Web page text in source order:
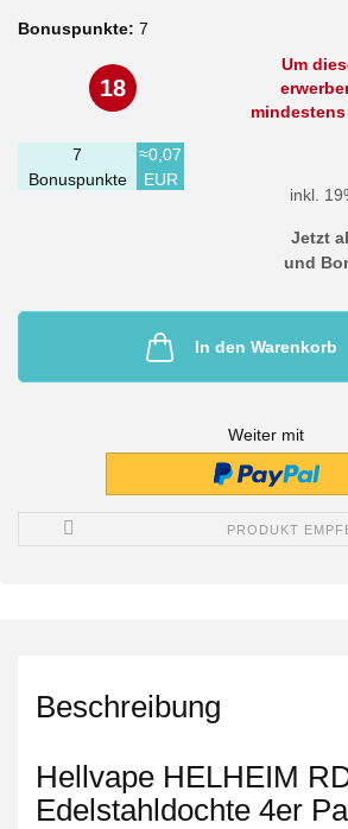
Bonuspunkte: 7
18
Um
inkl.
7
Bonuspunkte
≈0,07
EUR
Jetzt
und
In den Warenkorb
Weiter mit
PRODUKT
Beschreibung
Hellvape HELHEIM
Edelstahldochte 4er